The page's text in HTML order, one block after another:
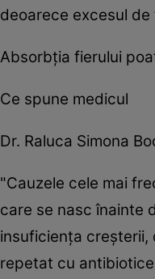
deoarece excesul
Absorbția fierului
Ce spune medicul
Dr. Raluca Simona
"Cauzele cele mai
care se nasc înainte
insuficiența
repetat cu